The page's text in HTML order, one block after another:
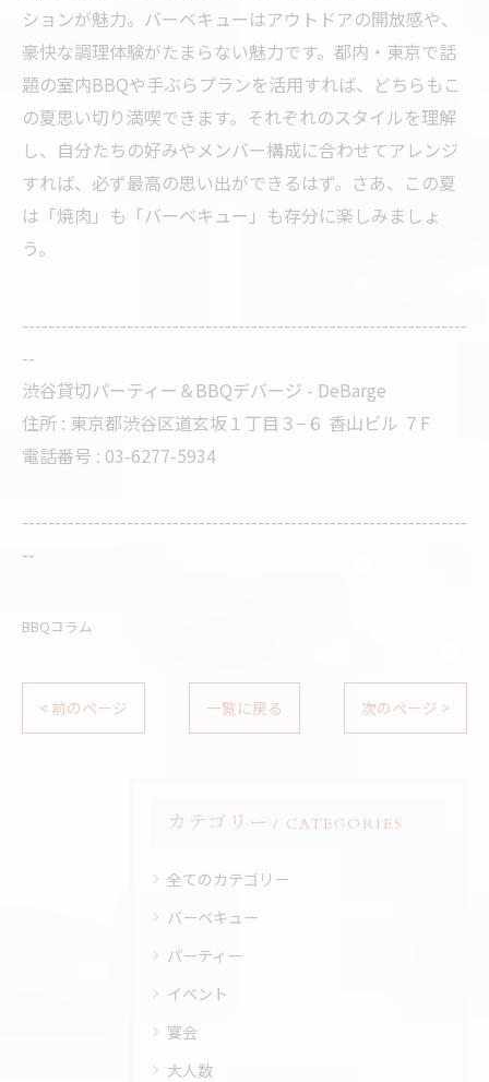
ションが魅力。バーベキューはアウトドアの開放感や、
豪快な調理体験がたまらない魅力です。都内・東京で話
題の室内BBQや手ぶらプランを活用すれば、どちらもこ
の夏思い切り満喫できます。それぞれのスタイルを理解
し、自分たちの好みやメンバー構成に合わせてアレンジ
すれば、必ず最高の思い出ができるはず。さあ、この夏
は「焼肉」も「バーベキュー」も存分に楽しみましょ
う。
--------------------------------------------------------------------
--
渋谷貸切パーティー＆BBQデバージ - DeBarge
住所 : 東京都渋谷区道玄坂１丁目３−６ 香山ビル ７F
電話番号 : 03-6277-5934
--------------------------------------------------------------------
--
BBQコラム
< 前のページ 一覧に戻る 次のページ >
カテゴリー CATEGORIES
全てのカテゴリー
バーベキュー
パーティー
イベント
宴会
大人数